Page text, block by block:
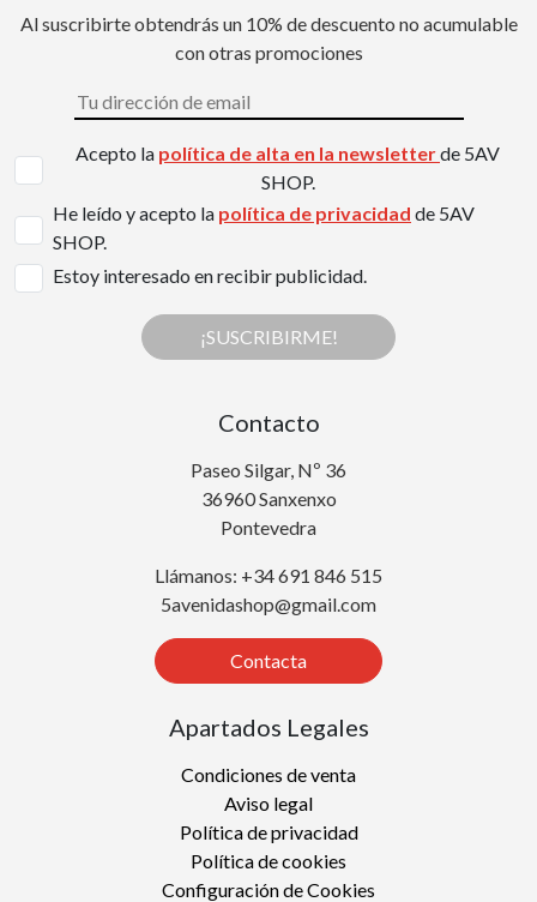
Al suscribirte obtendrás un 10% de descuento no acumulable
con otras promociones
Acepto la política de alta en la newsletterde 5AV
SHOP.
He leído y acepto la política de privacidad de 5AV
SHOP.
Estoy interesado en recibir publicidad.
¡SUSCRIBIRME!
Contacto
Paseo Silgar, Nº 36
36960 Sanxenxo
Pontevedra
Llámanos: +34 691 846 515
5avenidashop@gmail.com
Contacta
Apartados Legales
Condiciones de venta
Aviso legal
Política de privacidad
Política de cookies
Configuración de Cookies